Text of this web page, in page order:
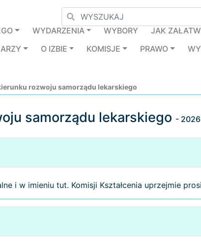
WYDARZENIA WYBORY
JAK
O IZBIE KOMISJE PRAWO
rozwoju samorządu lekarskiego
samorządu lekarskiego -
i w imieniu tut. Komisji Kształcenia uprzejmie